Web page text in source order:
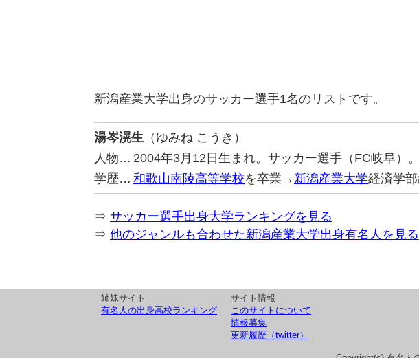
新潟産業大学出身のサッカー選手1名のリストです。
湯岑滉生 （ゆみね こうき）
人物… 2004年3月12日生まれ。サッカー選手（FC岐阜）。
学歴… 和歌山南陵高等学校を卒業→ 新潟産業大学経済学
⇒ サッカー選手出身大学ランキングを見る
⇒ 他のジャンルも合わせた新潟産業大学出身有名人を見る
姉妹サイト
有名人の出身高校ランキング
サイト情報
このサイトについて
情報募集
更新履歴（twitter）